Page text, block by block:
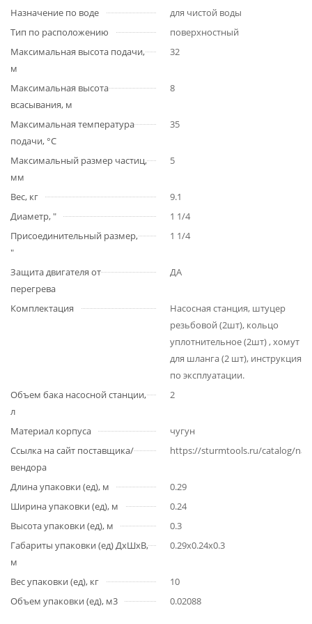
Назначение по воде
для чистой воды
Тип по расположению
поверхностный
Максимальная высота подачи,
м
32
Максимальная высота
всасывания, м
8
Максимальная температура
подачи, °С
35
Максимальный размер частиц,
мм
5
Вес, кг
9.1
Диаметр, "
1 1/4
Присоединительный размер,
"
1 1/4
Защита двигателя от
перегрева
ДА
Комплектация
Насосная станция, штуцер
резьбовой (2шт), кольцо
уплотнительное (2шт) , хомут
для шланга (2 шт), инструкция
по эксплуатации.
Объем бака насосной станции,
л
2
Материал корпуса
чугун
Ссылка на сайт поставщика/
вендора
https://sturmtools.ru/catalog/
Длина упаковки (ед), м
0.29
Ширина упаковки (ед), м
0.24
Высота упаковки (ед), м
0.3
Габариты упаковки (ед) ДхШхВ,
м
0.29x0.24x0.3
Вес упаковки (ед), кг
10
Объем упаковки (ед), м3
0.02088